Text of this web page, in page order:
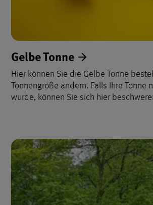
Gelbe Tonne
Hier können Sie die Gelbe Tonne
Tonnengröße ändern. Falls Ihre Tonne
wurde, können Sie sich hier
Aufzählung der